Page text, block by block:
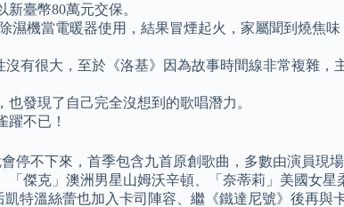
臺幣80萬元交保。
機當電暖器使用，結果冒煙起火，家屬聞到燒焦
有很大，至於《洛基》因為故事時間線非常複雜，
發現了自己完全沒想到的歌唱潛力。
不已！
不下來，首季包含九首原創歌曲，多數由演員現
傑克」澳洲男星山姆沃辛頓、「奈蒂莉」美國女
特溫絲蕾也加入卡司陣容、繼《鐵達尼號》後再與